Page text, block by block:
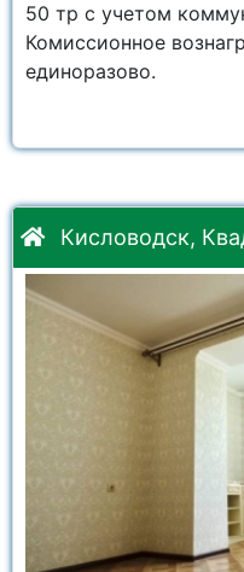
50 тр с учетом
Комиссионное
единоразово.
Кисловодск,